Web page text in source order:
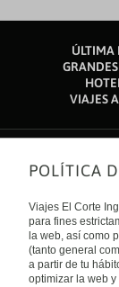
ÚLTIMA
VIAJES
Sobre
Quiénes
Financiación
Sostenibilidad
Turismo
Tarjeta El
Trabaja con
Enlaces
Guías de viaje
Catálogos
Auto check-in
Internacional
POLÍTICA
Viajes El Corte
para fines
la web, así como
(tanto general
a partir de tu
optimizar la web